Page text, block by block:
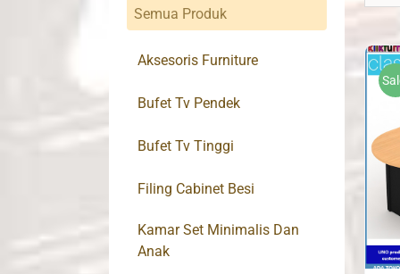
Semua Produk
Aksesoris Furniture
Bufet Tv Pendek
Bufet Tv Tinggi
Filing Cabinet Besi
Kamar Set Minimalis Dan
Anak